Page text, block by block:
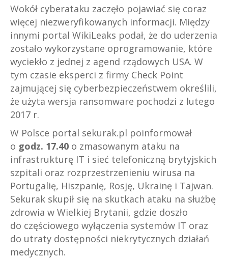
Wokół cyberataku zaczęło pojawiać się coraz
więcej niezweryfikowanych informacji. Między
innymi portal WikiLeaks podał, że do uderzenia
zostało wykorzystane oprogramowanie, które
wyciekło z jednej z agend rządowych USA. W
tym czasie eksperci z firmy Check Point
zajmującej się cyberbezpieczeństwem określili,
że użyta wersja ransomware pochodzi z lutego
2017 r.
W Polsce portal sekurak.pl poinformował
o godz. 17.40 o zmasowanym ataku na
infrastrukturę IT i sieć telefoniczną brytyjskich
szpitali oraz rozprzestrzenieniu wirusa na
Portugalię, Hiszpanię, Rosję, Ukrainę i Tajwan.
Sekurak skupił się na skutkach ataku na służbę
zdrowia w Wielkiej Brytanii, gdzie doszło
do częściowego wyłączenia systemów IT oraz
do utraty dostępności niekrytycznych działań
medycznych.